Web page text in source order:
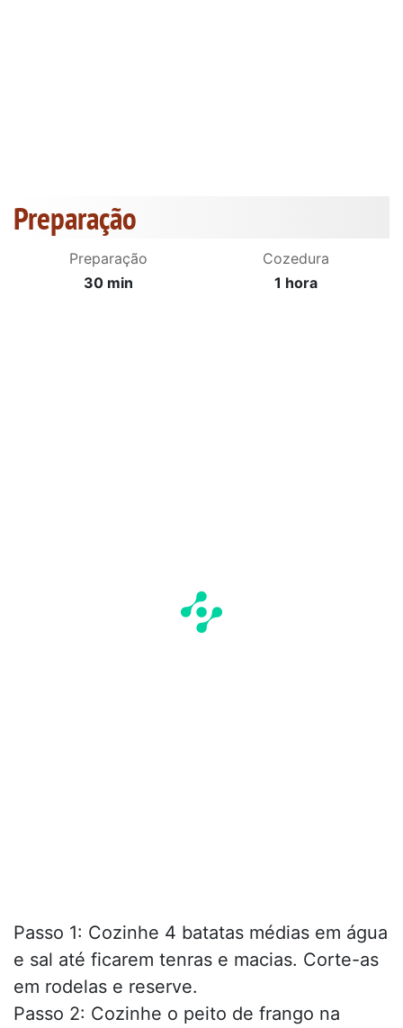
Preparação
Preparação
30 min
Cozedura
1 hora
Passo 1: Cozinhe 4 batatas médias em água
e sal até ficarem tenras e macias. Corte-as
em rodelas e reserve.
Passo 2: Cozinhe o peito de frango na